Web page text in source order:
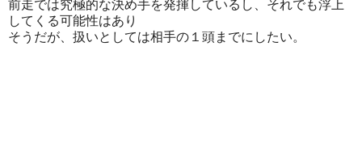
前走では究極的な決め手を発揮しているし、それでも浮上
してくる可能性はあり
そうだが、扱いとしては相手の１頭までにしたい。